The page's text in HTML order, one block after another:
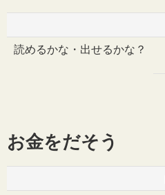
読めるかな・出せるかな？
お金をだそう